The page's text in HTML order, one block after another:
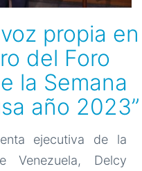
propia en
del Foro
la Semana
año 2023”
ejecutiva de la
Venezuela, Delcy